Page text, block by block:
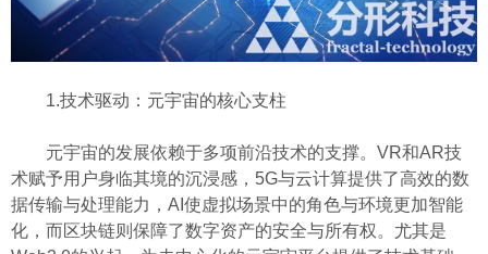
1.技术驱动：元宇宙的核心支柱
元宇宙的发展依赖于多项前沿技术的支撑。VR和AR技
术赋予用户身临其境的沉浸感，5G与云计算提供了高效的数
据传输与处理能力，AI使虚拟场景中的角色与环境更加智能
化，而区块链则保障了数字资产的安全与所有权。尤其是